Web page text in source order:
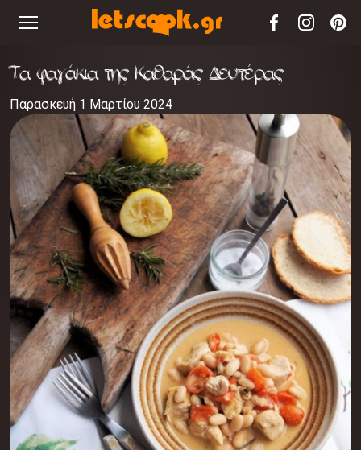
Τα φαγάκια της Καθαράς Δευτέρας
Παρασκευή 1 Μαρτίου 2024